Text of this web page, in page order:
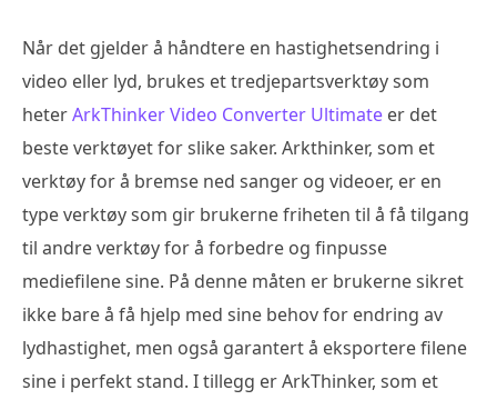
Når det gjelder å håndtere en hastighetsendring i
video eller lyd, brukes et tredjepartsverktøy som
heterArkThinker Video Converter Ultimate er det
beste verktøyet for slike saker. Arkthinker, som et
verktøy for å bremse ned sanger og videoer, er en
type verktøy som gir brukerne friheten til å få tilgang
til andre verktøy for å forbedre og finpusse
mediefilene sine. På denne måten er brukerne sikret
ikke bare å få hjelp med sine behov for endring av
lydhastighet, men også garantert å eksportere filene
sine i perfekt stand. I tillegg er ArkThinker, som et